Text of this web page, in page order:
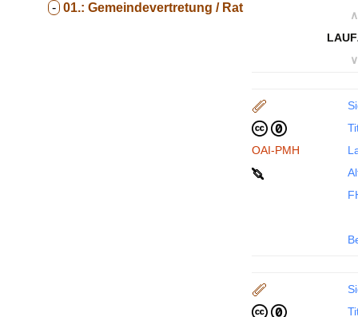
- 01.: Gemeindevertretung / Rat
∧
∨
OAI-PMH